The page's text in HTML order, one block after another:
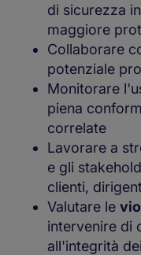
di sicurezza
maggiore
Collaborare
potenziale
Monitorare
piena
correlate
Lavorare a
e gli
clienti,
Valutare le
intervenire di
all'integrità